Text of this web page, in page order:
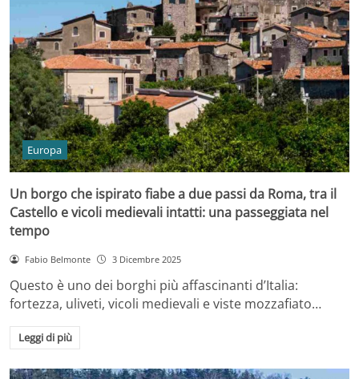
Europa
Un borgo che ispirato fiabe a due passi da Roma, tra il
Castello e vicoli medievali intatti: una passeggiata nel
tempo
Fabio Belmonte 3 Dicembre 2025
Questo è uno dei borghi più affascinanti d’Italia:
fortezza, uliveti, vicoli medievali e viste mozzafiato…
Leggi di più